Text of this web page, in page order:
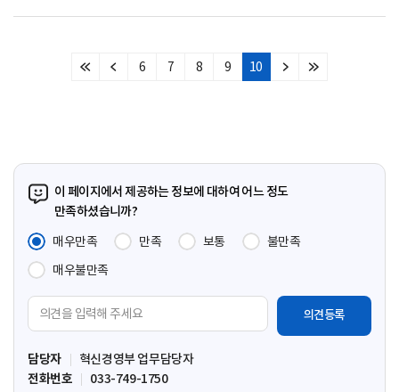
처
이
6 7 8 9 10
다
마
이 페이지에서 제공하는 정보에 대하여 어느 정도
만족하셨습니까?
매우만족
만족 보통
불만족
매우불만족
견
입
력
담당자
혁신경영부 업무담당자
전화번호
033-749-1750